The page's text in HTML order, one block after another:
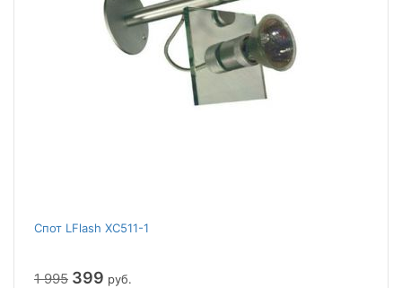
Спот LFlash XC511-1
1 995 399 руб.